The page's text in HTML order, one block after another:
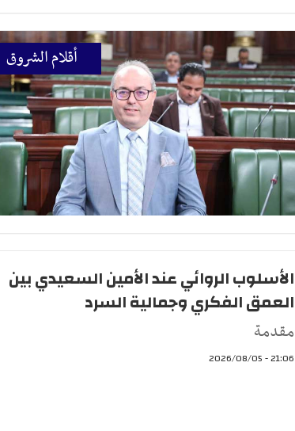
أقلام الشروق
الأسلوب الروائي عند الأمين السعيدي بين
العمق الفكري وجمالية السرد
مقدمة
21:06 - 2026/08/05